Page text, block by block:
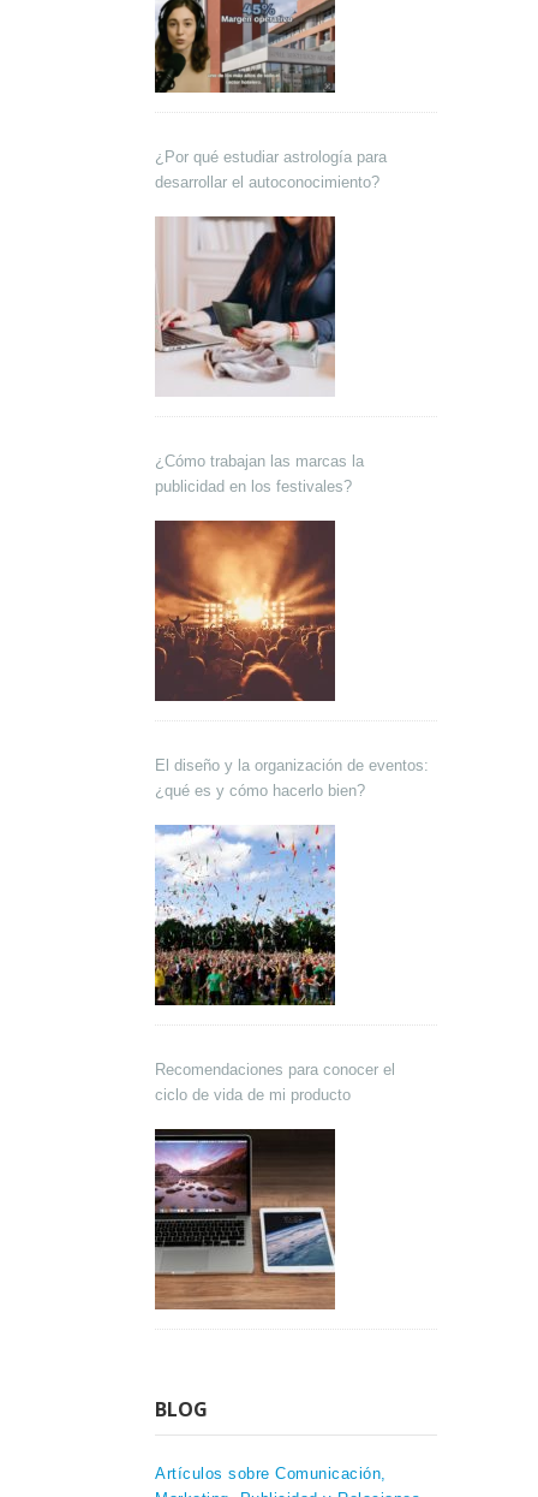
¿Por qué estudiar astrología para
desarrollar el autoconocimiento?
¿Cómo trabajan las marcas la
publicidad en los festivales?
El diseño y la organización de eventos:
¿qué es y cómo hacerlo bien?
Recomendaciones para conocer el
ciclo de vida de mi producto
BLOG
Artículos sobre Comunicación,